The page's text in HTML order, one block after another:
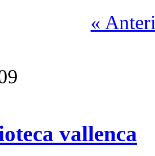
«
vallenca